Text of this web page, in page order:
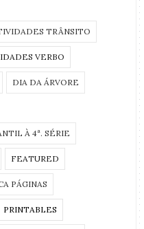
TRÂNSITO
VERBO
DIA DA ÁRVORE
À 4ª. SÉRIE
FEATURED
PÁGINAS
PRINTABLES